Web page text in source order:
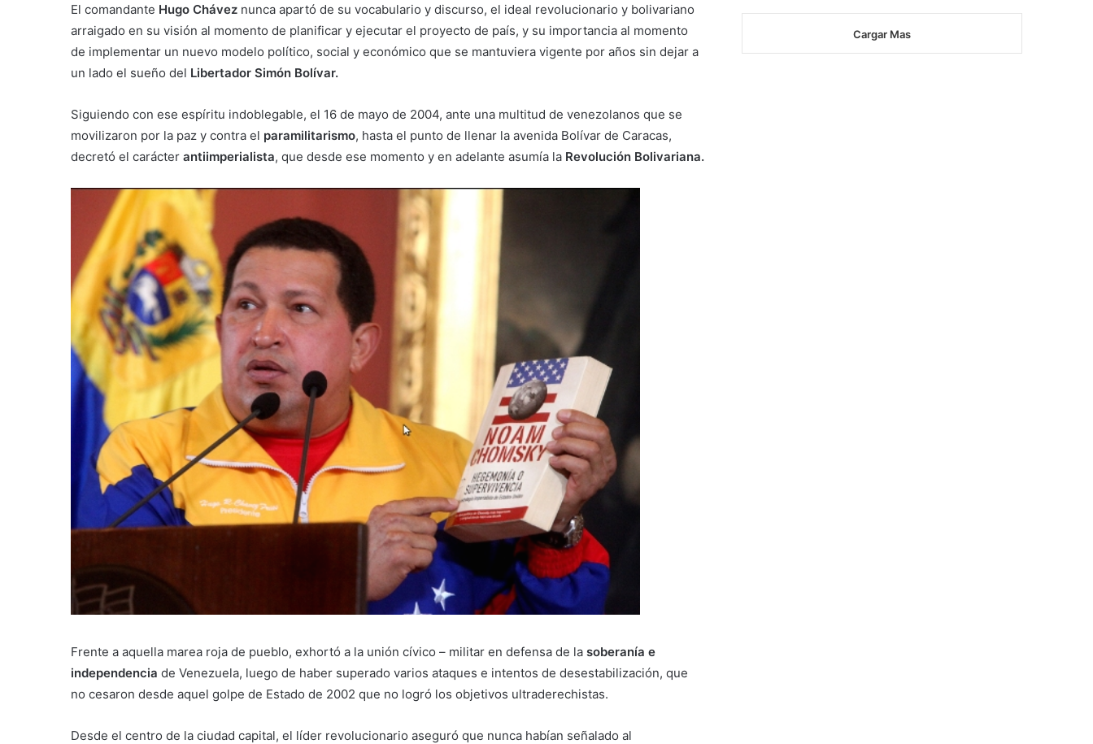
El comandante Hugo Chávez nunca apartó de su vocabulario y discurso, el ideal revolucionario y bolivariano
arraigado en su visión al momento de planificar y ejecutar el proyecto de país, y su importancia al momento
de implementar un nuevo modelo político, social y económico que se mantuviera vigente por años sin dejar a
un lado el sueño del Libertador Simón Bolívar.
Siguiendo con ese espíritu indoblegable, el 16 de mayo de 2004, ante una multitud de venezolanos que se
movilizaron por la paz y contra el paramilitarismo, hasta el punto de llenar la avenida Bolívar de Caracas,
decretó el carácter antiimperialista, que desde ese momento y en adelante asumía la Revolución Bolivariana.
Frente a aquella marea roja de pueblo, exhortó a la unión cívico – militar en defensa de la soberanía e
independencia de Venezuela, luego de haber superado varios ataques e intentos de desestabilización, que
no cesaron desde aquel golpe de Estado de 2002 que no logró los objetivos ultraderechistas.
Desde el centro de la ciudad capital, el líder revolucionario aseguró que nunca habían señalado al
Cargar Mas